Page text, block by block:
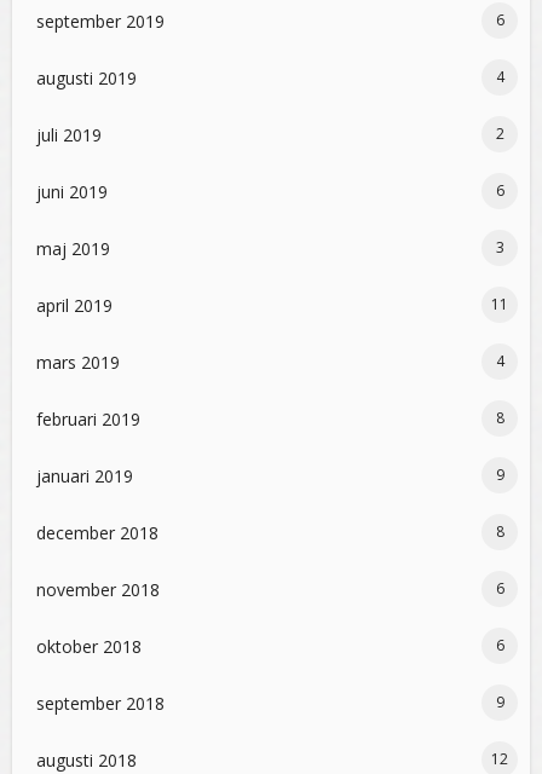
september 2019 6
augusti 2019 4
juli 2019 2
juni 2019 6
maj 2019 3
april 2019 11
mars 2019 4
februari 2019 8
januari 2019 9
december 2018 8
november 2018 6
oktober 2018 6
september 2018 9
augusti 2018 12